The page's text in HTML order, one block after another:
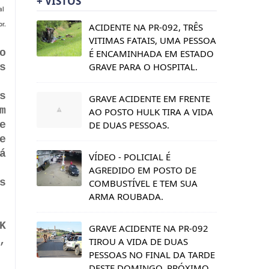
ACIDENTE NA PR-092, TRÊS
VITIMAS FATAIS, UMA PESSOA
É ENCAMINHADA EM ESTADO
GRAVE PARA O HOSPITAL.
GRAVE ACIDENTE EM FRENTE
AO POSTO HULK TIRA A VIDA
DE DUAS PESSOAS.
VÍDEO - POLICIAL É
AGREDIDO EM POSTO DE
COMBUSTÍVEL E TEM SUA
ARMA ROUBADA.
GRAVE ACIDENTE NA PR-092
TIROU A VIDA DE DUAS
PESSOAS NO FINAL DA TARDE